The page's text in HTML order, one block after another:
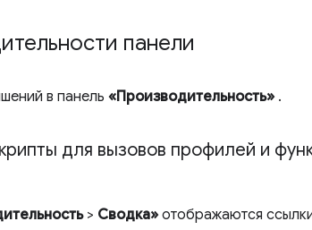
панели
в панель «Производительность» .
для вызовов профилей и
> Сводка» отображаются